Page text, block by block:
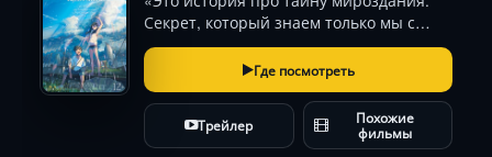
Секрет, который знаем только мы с
ней»
Где посмотреть
Трейлер Похожие
фильмы